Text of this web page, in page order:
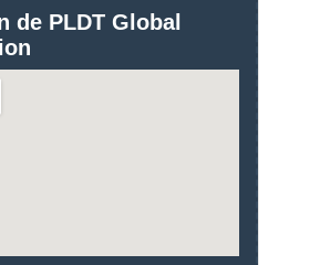
de PLDT Global